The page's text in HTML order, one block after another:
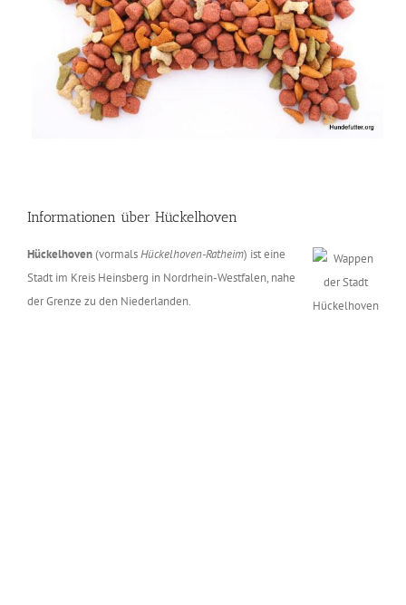
Informationen über Hückelhoven
Hückelhoven(vormalsHückelhoven-Ratheim) ist eine
Stadt im Kreis Heinsberg in Nordrhein-Westfalen, nahe
der Grenze zu den Niederlanden.